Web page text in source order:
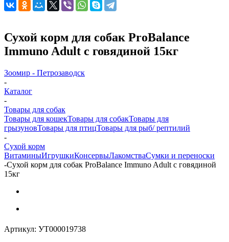
Сухой корм для собак ProBalance
Immuno Adult с говядиной 15кг
Зоомир - Петрозаводск
-
Каталог
-
Товары для собак
Товары для кошекТовары для собакТовары для
грызуновТовары для птицТовары для рыб/ рептилий
-
Cухой корм
ВитаминыИгрушкиКонсервыЛакомстваСумки и переноски
-Сухой корм для собак ProBalance Immuno Adult с говядиной
15кг
Артикул: УТ000019738